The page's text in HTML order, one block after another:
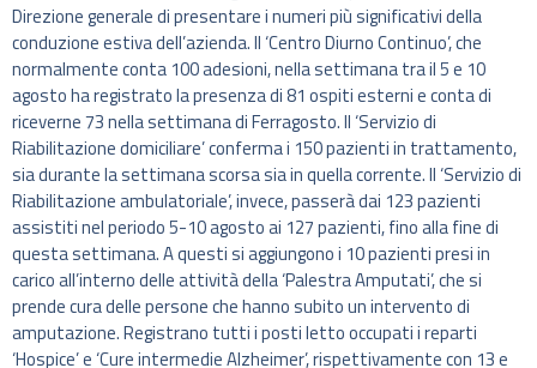
Direzione generale di presentare i numeri più significativi della
conduzione estiva dell’azienda. Il ‘Centro Diurno Continuo’, che
normalmente conta 100 adesioni, nella settimana tra il 5 e 10
agosto ha registrato la presenza di 81 ospiti esterni e conta di
riceverne 73 nella settimana di Ferragosto. Il ‘Servizio di
Riabilitazione domiciliare’ conferma i 150 pazienti in trattamento,
sia durante la settimana scorsa sia in quella corrente. Il ‘Servizio di
Riabilitazione ambulatoriale’, invece, passerà dai 123 pazienti
assistiti nel periodo 5-10 agosto ai 127 pazienti, fino alla fine di
questa settimana. A questi si aggiungono i 10 pazienti presi in
carico all’interno delle attività della ‘Palestra Amputati’, che si
prende cura delle persone che hanno subito un intervento di
amputazione. Registrano tutti i posti letto occupati i reparti
‘Hospice’ e ‘Cure intermedie Alzheimer’, rispettivamente con 13 e